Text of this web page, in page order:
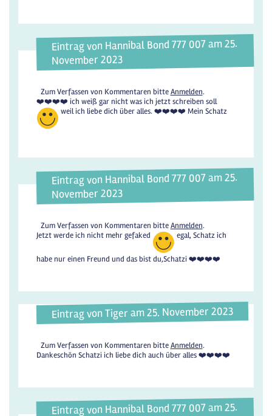
Eintrag von Hannibal Bond 777 007 am 25.
November 2023
Zum Verfassen von Kommentaren bitteAnmelden.
❤️❤️❤️❤️ ich weiß gar nicht was ich jetzt schreiben soll
weil ich liebe dich über alles. ❤️❤️❤️❤️ Mein Schatz
Eintrag von Hannibal Bond 777 007 am 25.
November 2023
Zum Verfassen von Kommentaren bitteAnmelden.
Jetzt werde ich nicht mehr gefaked
egal, Schatz ich
habe nur einen Freund und das bist du,Schatzi ❤️❤️❤️❤️
Eintrag von Tiger am 25. November 2023
Zum Verfassen von Kommentaren bitteAnmelden.
Dankeschön Schatzi ich liebe dich auch über alles ❤️❤️❤️❤️
Eintrag von Hannibal Bond 777 007 am 25.